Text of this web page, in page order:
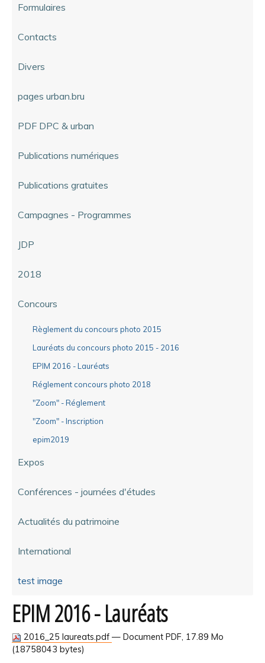
Formulaires
Contacts
Divers
pages urban.bru
PDF DPC & urban
Publications numériques
Publications gratuites
Campagnes - Programmes
JDP
2018
Concours
Règlement du concours photo 2015
Lauréats du concours photo 2015 - 2016
EPIM 2016 - Lauréats
Réglement concours photo 2018
"Zoom" - Réglement
"Zoom" - Inscription
epim2019
Expos
Conférences - journées d'études
Actualités du patrimoine
International
test image
EPIM 2016 - Lauréats
2016_25 laureats.pdf — Document PDF, 17.89 Mo
(18758043 bytes)